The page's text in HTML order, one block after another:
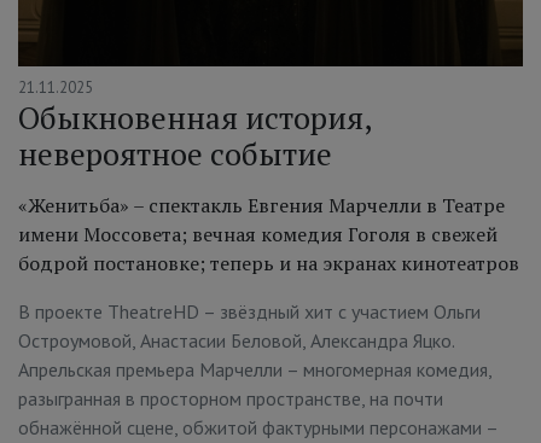
21.11.2025
Обыкновенная история,
невероятное событие
«Женитьба» – спектакль Евгения Марчелли в Театре
имени Моссовета; вечная комедия Гоголя в свежей
бодрой постановке; теперь и на экранах кинотеатров
В проекте TheatreHD – звёздный хит с участием Ольги
Остроумовой, Анастасии Беловой, Александра Яцко.
Апрельская премьера Марчелли – многомерная комедия,
разыгранная в просторном пространстве, на почти
обнажённой сцене, обжитой фактурными персонажами –